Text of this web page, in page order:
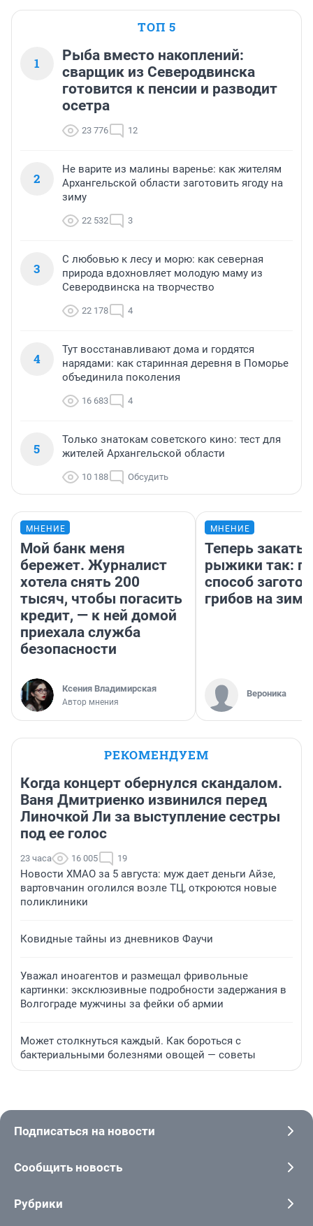
ТОП 5
1
Рыба вместо накоплений:
сварщик из Северодвинска
готовится к пенсии и разводит
осетра
23 776 12
2
Не варите из малины варенье: как жителям
Архангельской области заготовить ягоду на
зиму
22 532 3
3
С любовью к лесу и морю: как северная
природа вдохновляет молодую маму из
Северодвинска на творчество
22 178 4
4
Тут восстанавливают дома и гордятся
нарядами: как старинная деревня в Поморье
объединила поколения
16 683 4
5
Только знатокам советского кино: тест для
жителей Архангельской области
10 188 Обсудить
МНЕНИЕ
Мой банк меня
бережет. Журналист
хотела снять 200
тысяч, чтобы погасить
кредит, — к ней домой
приехала служба
безопасности
Ксения Владимирская
Автор мнения
МНЕНИЕ
Теперь
рыжики так:
способ
грибов на зиму
Вероника
РЕКОМЕНДУЕМ
Когда концерт обернулся скандалом.
Ваня Дмитриенко извинился перед
Линочкой Ли за выступление сестры
под ее голос
23 часа 16 005 19
Новости ХМАО за 5 августа: муж дает деньги Айзе,
вартовчанин оголился возле ТЦ, откроются новые
поликлиники
Ковидные тайны из дневников Фаучи
Уважал иноагентов и размещал фривольные
картинки: эксклюзивные подробности задержания в
Волгограде мужчины за фейки об армии
Может столкнуться каждый. Как бороться с
бактериальными болезнями овощей — советы
Подписаться на новости
Сообщить новость
Рубрики